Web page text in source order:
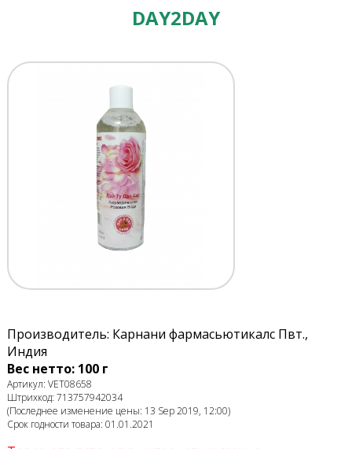
DAY2DAY
Производитель: Карнани фармасьютикалс Пвт.,
Индия
Вес нетто: 100 г
Артикул: VET08658
Штрихкод: 713757942034
(Последнее изменение цены: 13 Sep 2019, 12:00)
Срок годности товара: 01.01.2021